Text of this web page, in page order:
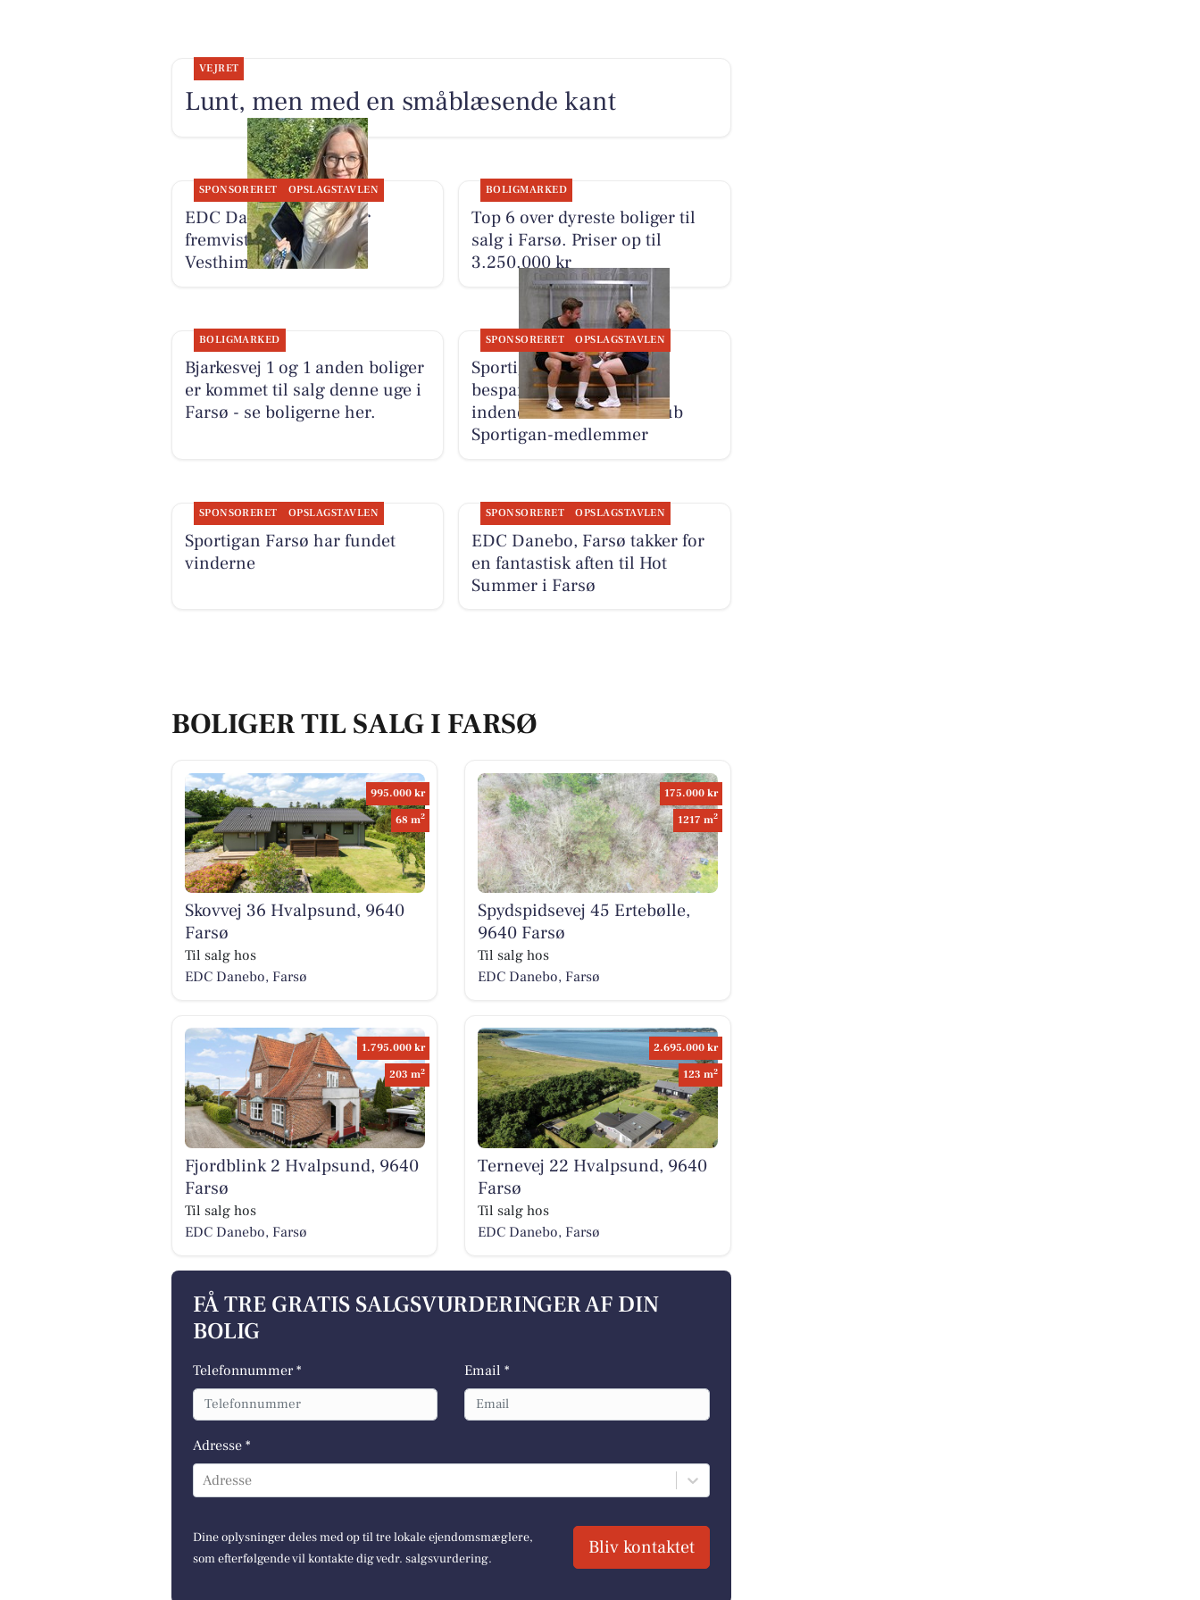
VEJRET
Lunt, men med en småblæsende kant
SPONSORERET OPSLAGSTAVLEN
EDC Danebo, Farsø har
fremvist sommerhuse i
Vesthimmerland
BOLIGMARKED
Top 6 over dyreste boliger til
salg i Farsø. Priser op til
3.250.000 kr
BOLIGMARKED
Bjarkesvej 1 og 1 anden boliger
er kommet til salg denne uge i
Farsø - se boligerne her.
SPONSORERET OPSLAGSTAVLEN
Sportigan Farsø har
besparelser på fodtøj til
indendørsaktivitet for Klub
Sportigan-medlemmer
SPONSORERET OPSLAGSTAVLEN
Sportigan Farsø har fundet
vinderne
SPONSORERET OPSLAGSTAVLEN
EDC Danebo, Farsø takker for
en fantastisk aften til Hot
Summer i Farsø
BOLIGER TIL SALG I FARSØ
995.000 kr
68 m2
Skovvej 36 Hvalpsund, 9640
Farsø
Til salg hos
EDC Danebo, Farsø
175.000 kr
1217 m2
Spydspidsevej 45 Ertebølle,
9640 Farsø
Til salg hos
EDC Danebo, Farsø
1.795.000 kr
203 m2
Fjordblink 2 Hvalpsund, 9640
Farsø
Til salg hos
EDC Danebo, Farsø
2.695.000 kr
123 m2
Ternevej 22 Hvalpsund, 9640
Farsø
Til salg hos
EDC Danebo, Farsø
FÅ TRE GRATIS SALGSVURDERINGER AF DIN
BOLIG
Telefonnummer * Email *
Adresse *
Adresse
Dine oplysninger deles med op til tre lokale ejendomsmæglere,
som efterfølgende vil kontakte dig vedr. salgsvurdering.
Bliv kontaktet